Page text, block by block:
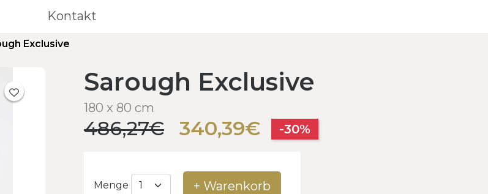
Kontakt
Exclusive
Sarough Exclusive
180 x 80 cm
486,27€ 340,39€ -30%
Menge + Warenkorb